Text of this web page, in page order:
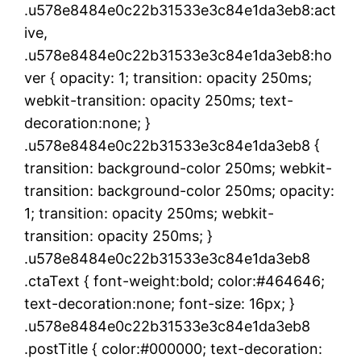
.u578e8484e0c22b31533e3c84e1da3eb8:act
ive,
.u578e8484e0c22b31533e3c84e1da3eb8:ho
ver { opacity: 1; transition: opacity 250ms;
webkit-transition: opacity 250ms; text-
decoration:none; }
.u578e8484e0c22b31533e3c84e1da3eb8 {
transition: background-color 250ms; webkit-
transition: background-color 250ms; opacity:
1; transition: opacity 250ms; webkit-
transition: opacity 250ms; }
.u578e8484e0c22b31533e3c84e1da3eb8
.ctaText { font-weight:bold; color:#464646;
text-decoration:none; font-size: 16px; }
.u578e8484e0c22b31533e3c84e1da3eb8
.postTitle { color:#000000; text-decoration: